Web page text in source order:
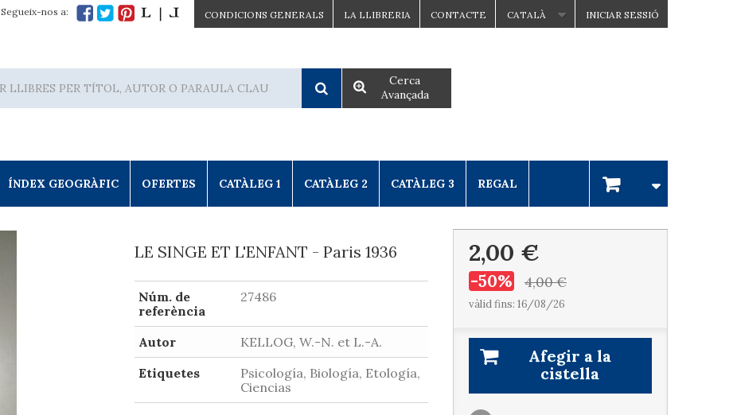
INICIAR SESSIÓ
CATALÀ
CONTACTE
LA LLIBRERIA
CONDICIONS GENERALS
Segueix-nos a:
Cerca
Avançada
ÍNDEX GEOGRÀFIC OFERTES CATÀLEG 1 CATÀLEG 2 CATÀLEG 3 REGAL
LE SINGE ET L'ENFANT - Paris 1936
Núm. de
referència
27486
Autor
KELLOG, W.-N. et L.-A.
Etiquetes
Psicología, Biología, Etología,
Ciencias
2,00 €
-50% 4,00 €
vàlid fins: 16/08/26
Afegir a la
cistella